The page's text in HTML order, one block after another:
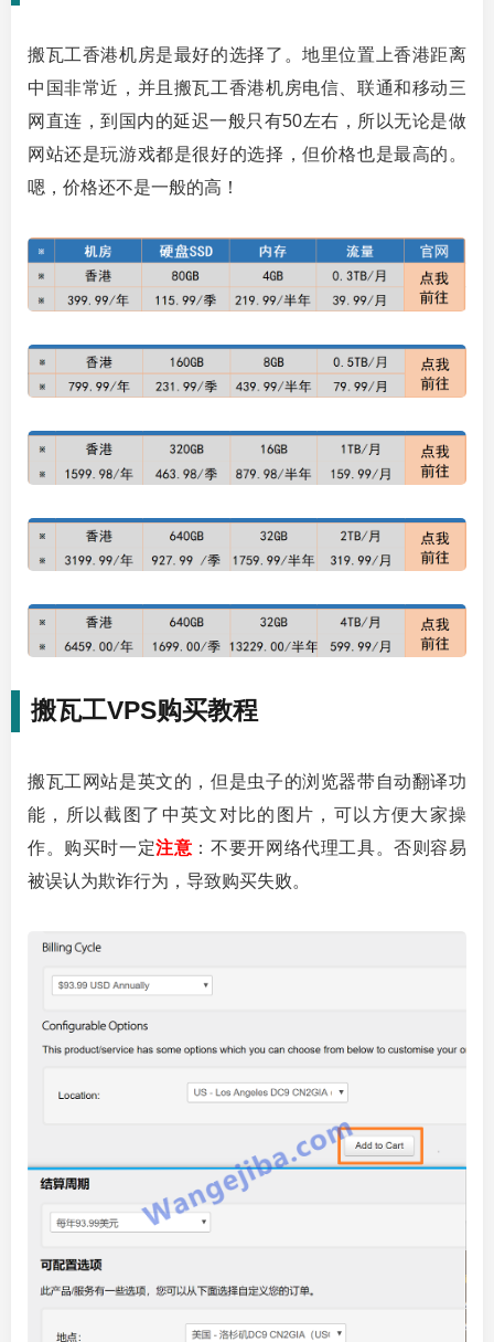
搬瓦工香港机房是最好的选择了。地里位置上香港距离
中国非常近，并且搬瓦工香港机房电信、联通和移动三
网直连，到国内的延迟一般只有50左右，所以无论是做
网站还是玩游戏都是很好的选择，但价格也是最高的。
嗯，价格还不是一般的高！
搬瓦工VPS购买教程
搬瓦工网站是英文的，但是虫子的浏览器带自动翻译功
能，所以截图了中英文对比的图片，可以方便大家操
作。购买时一定注意 ：不要开网络代理工具。否则容易
被误认为欺诈行为，导致购买失败。